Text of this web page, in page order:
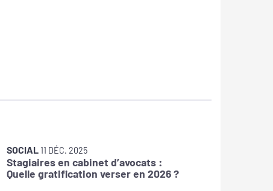
SOCIAL 11 DÉC. 2025
Stagiaires en cabinet d’avocats :
Quelle gratification verser en 2026 ?